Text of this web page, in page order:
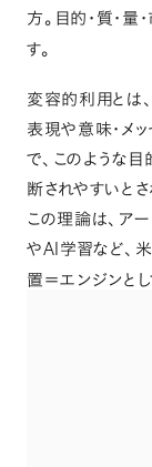
方。 目的・質・量
す。
変容的利用とは 、
表現や意味・メ
で、 このような
断されやすいと
この理論は、 ア
やAI 学習など、
置＝エンジンと